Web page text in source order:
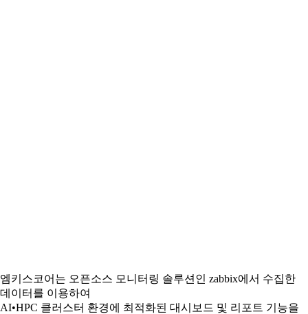
엠키스코어는 오픈소스 모니터링 솔루션인 zabbix에서 수집한
데이터를 이용하여
AI•HPC 클러스터 환경에 최적화된 대시보드 및 리포트 기능을